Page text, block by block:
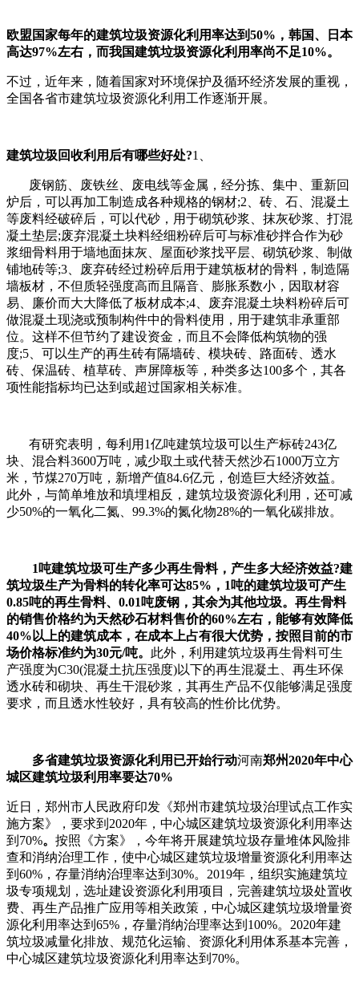
欧盟国家每年的建筑垃圾资源化利用率达到50%，韩国、日本
高达97%左右，而我国建筑垃圾资源化利用率尚不足10%。
不过，近年来，随着国家对环境保护及循环经济发展的重视，
全国各省市建筑垃圾资源化利用工作逐渐开展。
建筑垃圾回收利用后有哪些好处?1、
废钢筋、废铁丝、废电线等金属，经分拣、集中、重新回
炉后，可以再加工制造成各种规格的钢材;2、砖、石、混凝土
等废料经破碎后，可以代砂，用于砌筑砂浆、抹灰砂浆、打混
凝土垫层;废弃混凝土块料经细粉碎后可与标准砂拌合作为砂
浆细骨料用于墙地面抹灰、屋面砂浆找平层、砌筑砂浆、制做
铺地砖等;3、废弃砖经过粉碎后用于建筑板材的骨料，制造隔
墙板材，不但质轻强度高而且隔音、膨胀系数小，因取材容
易、廉价而大大降低了板材成本;4、废弃混凝土块料粉碎后可
做混凝土现浇或预制构件中的骨料使用，用于建筑非承重部
位。这样不但节约了建设资金，而且不会降低构筑物的强
度;5、可以生产的再生砖有隔墙砖、模块砖、路面砖、透水
砖、保温砖、植草砖、声屏障板等，种类多达100多个，其各
项性能指标均已达到或超过国家相关标准。
有研究表明，每利用1亿吨建筑垃圾可以生产标砖243亿
块、混合料3600万吨，减少取土或代替天然沙石1000万立方
米，节煤270万吨，新增产值84.6亿元，创造巨大经济效益。
此外，与简单堆放和填埋相反，建筑垃圾资源化利用，还可减
少50%的一氧化二氮、99.3%的氮化物28%的一氧化碳排放。
1吨建筑垃圾可生产多少再生骨料，产生多大经济效益?建
筑垃圾生产为骨料的转化率可达85%，1吨的建筑垃圾可产生
0.85吨的再生骨料、0.01吨废钢，其余为其他垃圾。再生骨料
的销售价格约为天然砂石材料售价的60%左右，能够有效降低
40%以上的建筑成本，在成本上占有很大优势，按照目前的市
场价格标准约为30元/吨。 此外，利用建筑垃圾再生骨料可生
产强度为C30(混凝土抗压强度)以下的再生混凝土、再生环保
透水砖和砌块、再生干混砂浆，其再生产品不仅能够满足强度
要求，而且透水性较好，具有较高的性价比优势。
多省建筑垃圾资源化利用已开始行动河南郑州2020年中心
城区建筑垃圾利用率要达70%
近日，郑州市人民政府印发《郑州市建筑垃圾治理试点工作实
施方案》，要求到2020年，中心城区建筑垃圾资源化利用率达
到70%。 按照《方案》，今年将开展建筑垃圾存量堆体风险排
查和消纳治理工作，使中心城区建筑垃圾增量资源化利用率达
到60%，存量消纳治理率达到30%。2019年，组织实施建筑垃
圾专项规划，选址建设资源化利用项目，完善建筑垃圾处置收
费、再生产品推广应用等相关政策，中心城区建筑垃圾增量资
源化利用率达到65%，存量消纳治理率达到100%。2020年建
筑垃圾减量化排放、规范化运输、资源化利用体系基本完善，
中心城区建筑垃圾资源化利用率达到70%。